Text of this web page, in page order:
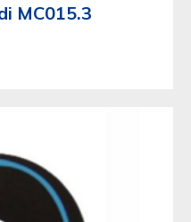
MC015.3